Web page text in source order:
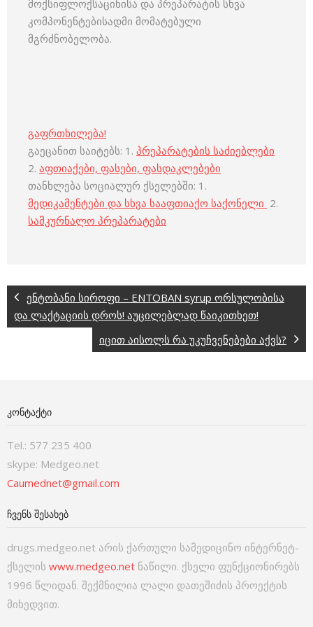
მოქსიფლოქსაცინისა და პრეპარატის სხვა
კომპონენტებისადმი მომატებული
მგრძნობელობა.
გაფრთხილება!
გაეცანით საიტებს: 1. პრეპარატების საძიებლები
2. აფთიაქები, ფასები, ფასდაკლებები
თანხლება სოციალურ ქსელებში: 1.
მედიკამენტები და სხვა სააფთიაქო საქონელი 2.
სამკურნალო პრეპარატები
ენტობანი სიროფი – ENTOBAN syrup ორსულობისა
და ლაქტაციის დროს! აუცილებლად წაიკითხეთ!
იცით აისოლს რა უკუჩვენებები აქვს?
ᲙᲝᲜᲢᲐᲥᲢᲘ
Tel.: 577 235 400
skype: Medgeo.net
Caumednet@gmail.com
ᲩᲕᲔᲜᲡ ᲨᲔᲡᲐᲮᲔᲑ
drugs.medgeo.net არის ქართული სამედიცინო ინტერნეტ-
ქსელის www.medgeo.net ნაწილი. ქსელი ფუნქციონირებს
1996 წლიდან. შექმნილია ლალი დათეშიძის პროექტის
მიხედვით.